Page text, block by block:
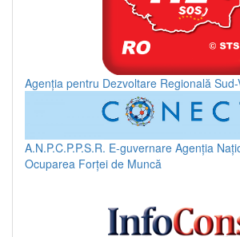
Agenția pentru Dezvoltare Regională
A.N.P.C.P.P.S.R. E-guvernare Agenția
Ocuparea Forței de Muncă